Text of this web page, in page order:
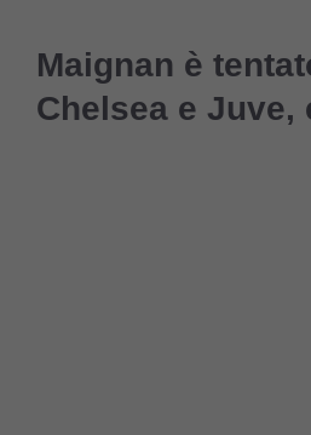
Maignan è
Chelsea e Juve,